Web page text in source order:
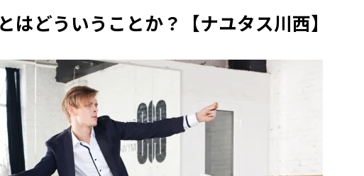
はどういうことか？【ナユタス川西】